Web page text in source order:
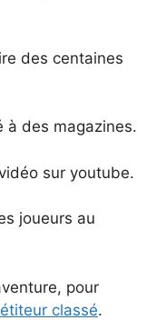
des centaines
à des magazines.
sur youtube.
joueurs au
pour
classé.